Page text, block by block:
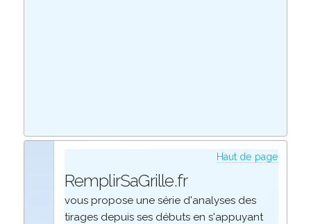
Haut de page
RemplirSaGrille.fr
vous propose une série d'analyses des
tirages depuis ses débuts en s'appuyant